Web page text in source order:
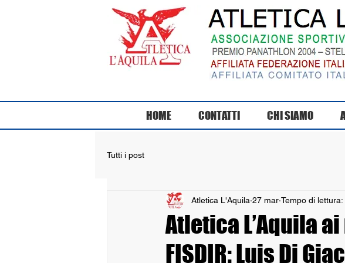
HOME CONTATTI CHI SIAMO
Tutti i post
Atletica L’Aquila
FISDIR: Luis Di
Atletica L'Aquila 27 mar Tempo di lettura: